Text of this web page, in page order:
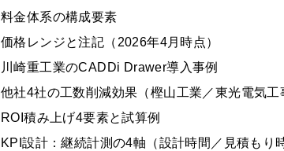
料金体系の構成要素
価格レンジと注記（2026年4月時点）
川崎重工業のCADDi Drawer導入事例
他社4社の工数削減効果（樫山工業／東光電気工
ROI積み上げ4要素と試算例
KPI設計：継続計測の4軸（設計時間／見積もり